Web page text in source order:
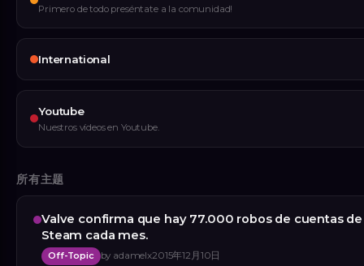
Primero de todo preséntate a la comunidad!
International
Youtube
Nuestros vídeos en Youtube.
所有主题
Valve confirma que hay 77.000 robos de cuentas de
Steam cada mes.
Off-Topic by adamelx2015年12月10日